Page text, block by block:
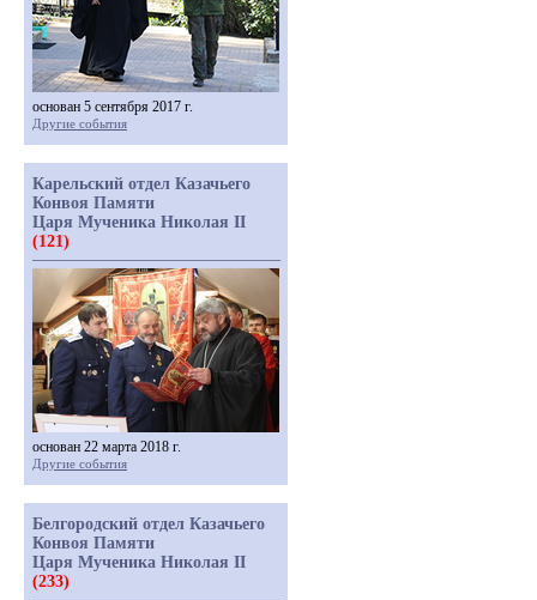
основан 5 сентября 2017 г.
Другие события
Карельский отдел Казачьего
Конвоя Памяти
Царя Мученика Николая II
(121)
основан 22 марта 2018 г.
Другие события
Белгородский отдел Казачьего
Конвоя Памяти
Царя Мученика Николая II
(233)